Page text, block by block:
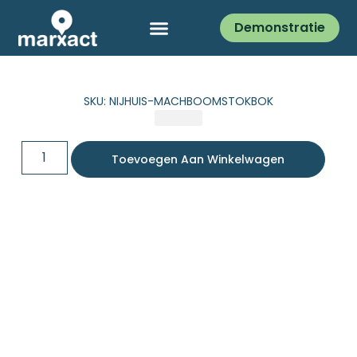
Demonstratie
SKU: NIJHUIS-MACHBOOMSTOKBOK
Toevoegen Aan Winkelwagen